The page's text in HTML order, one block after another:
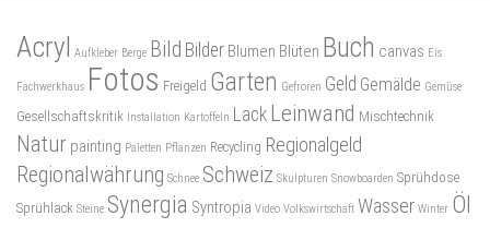
Acryl Aufkleber Berge Bild Bilder Blumen Blüten Buch canvas Eis
Fachwerkhaus Fotos Freigeld Garten Gefroren Geld Gemälde Gemüse
Gesellschaftskritik Installation Kartoffeln Lack Leinwand Mischtechnik
Natur painting Paletten Pflanzen Recycling Regionalgeld
Regionalwährung Schnee Schweiz Skulpturen Snowboarden Sprühdose
Sprühlack Steine Synergia Syntropia Video Volkswirtschaft Wasser Winter Öl